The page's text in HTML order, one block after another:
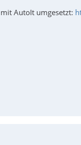
AutoIt umgesetzt: